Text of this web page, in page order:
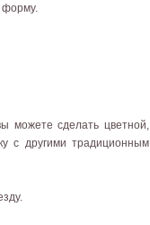
можете сделать цветной,
с другими традиционным